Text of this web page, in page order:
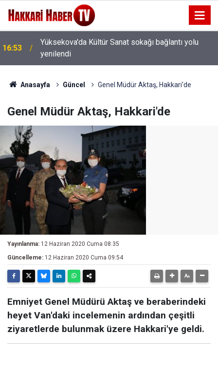
16:48 AHBAP'ın Faaliyetleri Durduruldu
Anasayfa Güncel Genel Müdür Aktaş, Hakkari'de
Genel Müdür Aktaş, Hakkari'de
Yayınlanma: 12 Haziran 2020 Cuma 08:35
Güncelleme: 12 Haziran 2020 Cuma 09:54
Emniyet Genel Müdürü Aktaş ve beraberindeki
heyet Van'daki incelemenin ardından çeşitli
ziyaretlerde bulunmak üzere Hakkari'ye geldi.